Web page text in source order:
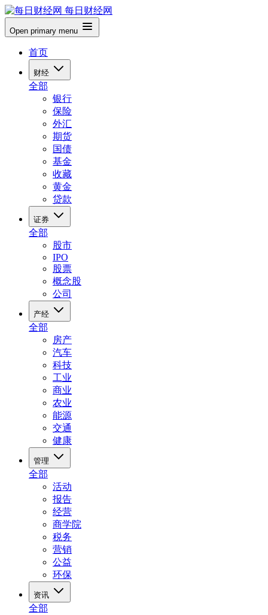
每日财经网
Open primary menu
首页
财经
全部
银行
保险
外汇
期货
国债
基金
收藏
黄金
贷款
证券
全部
股市
IPO
股票
概念股
公司
产经
全部
房产
汽车
科技
工业
商业
农业
能源
交通
健康
管理
全部
活动
报告
经营
商学院
税务
营销
公益
环保
资讯
全部